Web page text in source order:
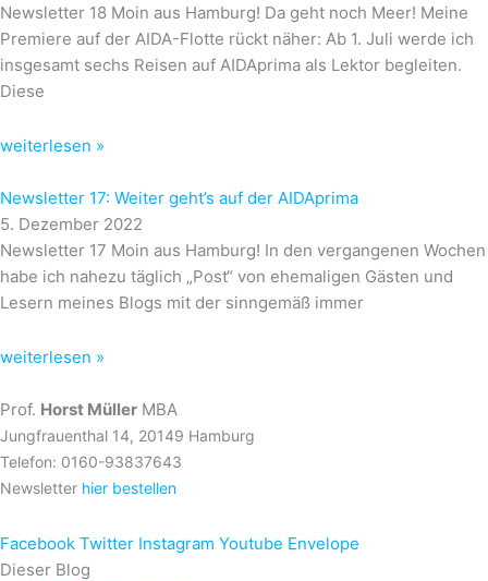
Newsletter 18 Moin aus Hamburg! Da geht noch Meer! Meine
Premiere auf der AIDA-Flotte rückt näher: Ab 1. Juli werde ich
insgesamt sechs Reisen auf AIDAprima als Lektor begleiten.
Diese
weiterlesen »
Newsletter 17: Weiter geht’s auf der AIDAprima
5. Dezember 2022
Newsletter 17 Moin aus Hamburg! In den vergangenen Wochen
habe ich nahezu täglich „Post“ von ehemaligen Gästen und
Lesern meines Blogs mit der sinngemäß immer
weiterlesen »
Prof. Horst Müller MBA
Jungfrauenthal 14, 20149 Hamburg
Telefon: 0160-93837643
Newsletter hier bestellen
Facebook Twitter Instagram Youtube Envelope
Dieser Blog